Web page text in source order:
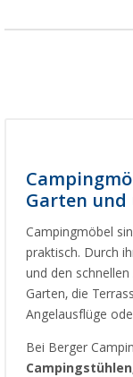
Garten und
Campingmöbel
praktisch. Durch
und den
Garten, die
Angelausflüge
Bei Berger